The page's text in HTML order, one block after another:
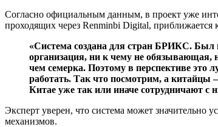
Согласно официальным данным, в проект уже
проходящих через Renminbi Digital,
«Система создана для стран БРИКС. Был
организация, ни к чему не
чем семерка. Поэтому в перспективе это
работать. Так что посмотрим, а китайцы
Китае уже так или иначе сотрудничают с
Эксперт уверен, что система может значительно
механизмов.